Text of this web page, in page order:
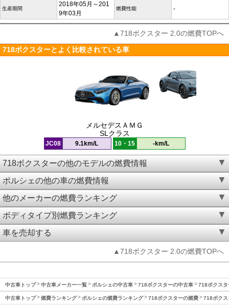
生産期間
2018年05月～201
9年03月
燃費性能 -
▲718ボクスター 2.0の燃費TOPへ
718ボクスターとよく比較されている車
メルセデスＡＭＧ
SLクラス
JC08 9.1km/L 10・15 -km/L
718ボクスターの他のモデルの燃費情報
ポルシェの他の車の燃費情報
他のメーカーの燃費ランキング
ボディタイプ別燃費ランキング
車を売却する
▲718ボクスター 2.0の燃費TOPへ
中古車トップ 中古車メーカー一覧 ポルシェの中古車 718ボクスターの中古車 718ボクス
中古車トップ 燃費ランキング ポルシェの燃費ランキング 718ボクスターの燃費 718ボク